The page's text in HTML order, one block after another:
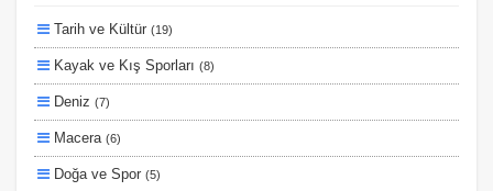
Planlanan
Otobüs Ile
Uçak Ile
Ekstralar Dahil
Tarih ve Kültür (19)
Kayak ve Kış Sporları (8)
Deniz (7)
Macera (6)
Doğa ve Spor (5)